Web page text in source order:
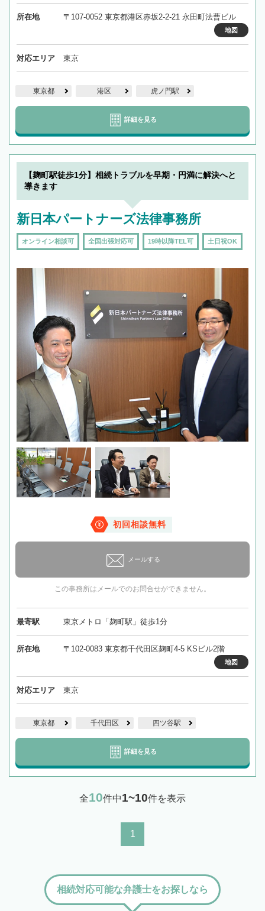
所在地 〒107-0052 東京都港区赤坂2-2-21 永田町法曹ビル
地図
対応エリア 東京
東京都 港区 虎ノ門駅
詳細を見る
【麹町駅徒歩1分】相続トラブルを早期・円満に解決へと
導きます
新日本パートナーズ法律事務所
オンライン相談可 全国出張対応可 19時以降TEL可 土日祝OK
初回相談無料
メールする
この事務所はメールでのお問合せができません。
最寄駅 東京メトロ「麹町駅」徒歩1分
所在地 〒102-0083 東京都千代田区麹町4-5 KSビル2階
地図
対応エリア 東京
東京都 千代田区 四ツ谷駅
詳細を見る
全10件中1~10件を表示
1
相続対応可能な弁護士をお探しなら